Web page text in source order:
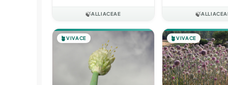
🍃ALLIACEAE 🍃
🪴VIVACE 🪴VIVACE